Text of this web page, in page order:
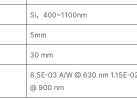
Si，400~1100nm
5mm
30 mm
8.5E-03 A/W @ 630 nm 1.15E-
@ 900 nm